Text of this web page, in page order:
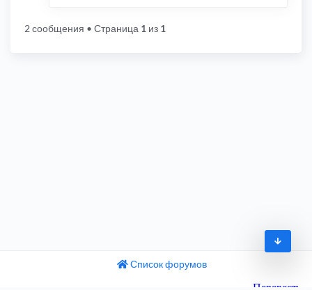
2 сообщения • Страница 1 из 1
Список форумов